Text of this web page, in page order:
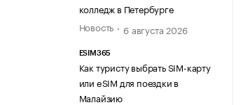
колледж в Петербурге
Новость
6 августа 2026
ESIM365
Как туристу выбрать SIM-карту
или eSIM для поездки в
Малайзию